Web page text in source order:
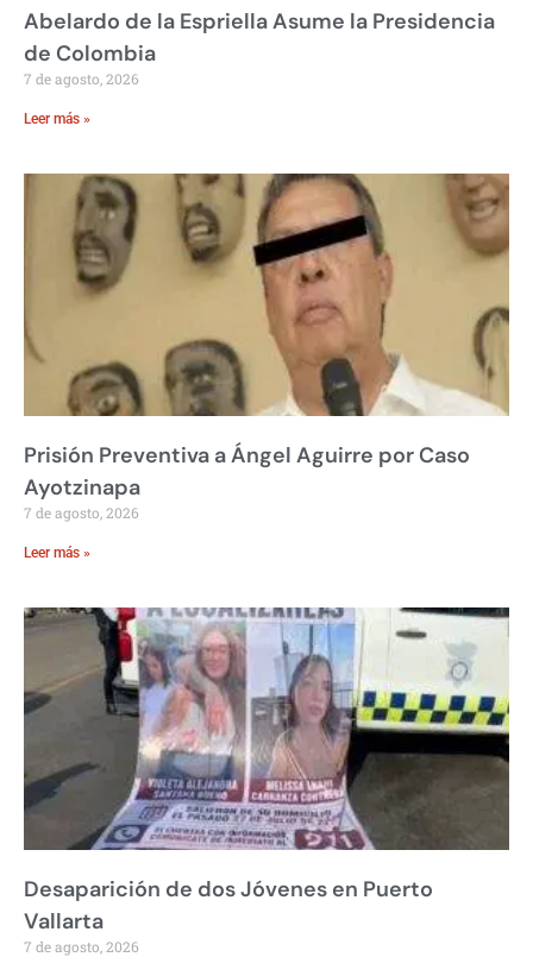
Abelardo de la Espriella Asume la Presidencia
de Colombia
7 de agosto, 2026
Leer más »
Prisión Preventiva a Ángel Aguirre por Caso
Ayotzinapa
7 de agosto, 2026
Leer más »
Desaparición de dos Jóvenes en Puerto
Vallarta
7 de agosto, 2026